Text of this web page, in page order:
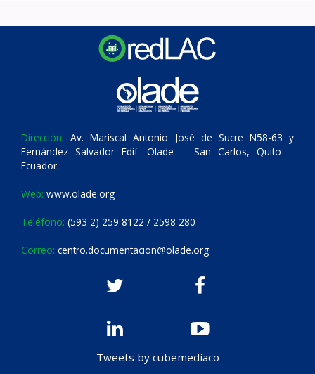
Dirección: Av. Mariscal Antonio José de Sucre N58-63 y
Fernández Salvador Edif. Olade – San Carlos, Quito –
Ecuador.
Web: www.olade.org
Teléfono: (593 2) 259 8122 / 2598 280
Correo: centro.documentacion@olade.org
Tweets by cubemediaco